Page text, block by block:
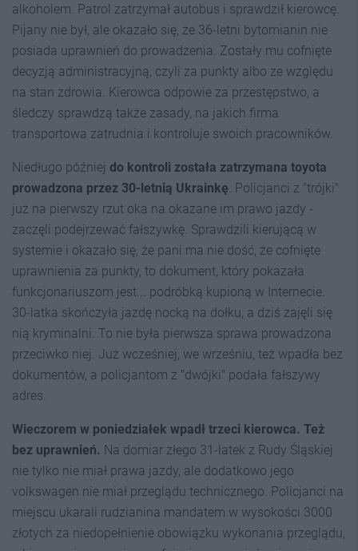
alkoholem. Patrol zatrzymał autobus i sprawdził kierowcę.
Pijany nie był, ale okazało się, że 36-letni bytomianin nie
posiada uprawnień do prowadzenia. Zostały mu cofnięte
decyzją administracyjną, czyli za punkty albo ze względu
na stan zdrowia. Kierowca odpowie za przestępstwo, a
śledczy sprawdzą także zasady, na jakich firma
transportowa zatrudnia i kontroluje swoich pracowników.
Niedługo później do kontroli została zatrzymana toyota
prowadzona przez 30-letnią Ukrainkę . Policjanci z "trójki"
już na pierwszy rzut oka na okazane im prawo jazdy -
zaczęli podejrzewać fałszywkę. Sprawdzili kierującą w
systemie i okazało się, że pani ma nie dość, że cofnięte
uprawnienia za punkty, to dokument, który pokazała
funkcjonariuszom jest... podróbką kupioną w Internecie.
30-latka skończyła jazdę nocką na dołku, a dziś zajęli się
nią kryminalni. To nie była pierwsza sprawa prowadzona
przeciwko niej. Już wcześniej, we wrześniu, też wpadła bez
dokumentów, a policjantom z "dwójki" podała fałszywy
adres.
Wieczorem w poniedziałek wpadł trzeci kierowca. Też
bez uprawnień. Na domiar złego 31-latek z Rudy Śląskiej
nie tylko nie miał prawa jazdy, ale dodatkowo jego
volkswagen nie miał przeglądu technicznego. Policjanci na
miejscu ukarali rudzianina mandatem w wysokości 3000
złotych za niedopełnienie obowiązku wykonania przeglądu,